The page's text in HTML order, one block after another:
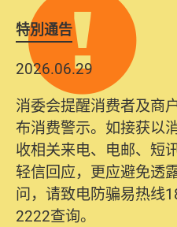
特別通告
2026.06.29
消委会提醒消费者及商
布消费警示。如接获以
收相关来电、电邮、短
轻信回应，更应避免透
问，请致电防骗易热线
2222查询。